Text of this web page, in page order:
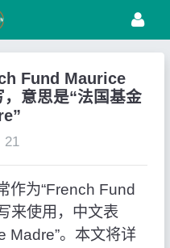
Fund Maurice
意思是“法国基金
21
作为“French Fund
来使用，中文表
Madre”。本文将详